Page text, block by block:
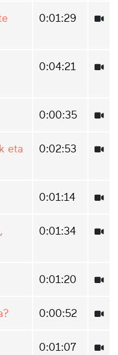
0:01:29
0:04:21
0:00:35
eta
0:02:53
0:01:14
0:01:34
0:01:20
0:00:52
0:01:07